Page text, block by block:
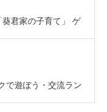
君家の子育て」 ゲ
で遊ぼう・交流ラン